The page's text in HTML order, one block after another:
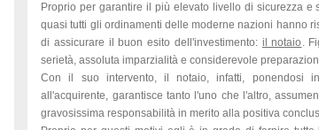
Proprio per garantire il più elevato livello di sicurezza
quasi tutti gli ordinamenti delle moderne nazioni hanno
di assicurare il buon esito dell'investimento: il notaio .
serietà, assoluta imparzialità e considerevole
Con il suo intervento, il notaio, infatti, ponendosi
all'acquirente, garantisce tanto l'uno che l'altro,
gravosissima responsabilità in merito alla positiva